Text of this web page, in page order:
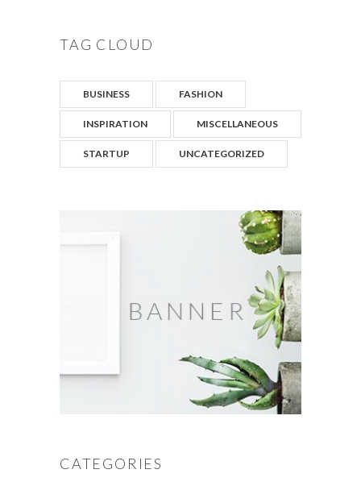
TAG CLOUD
BUSINESS FASHION
INSPIRATION MISCELLANEOUS
STARTUP UNCATEGORIZED
CATEGORIES